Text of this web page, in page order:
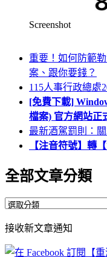
Screenshot
重要！如何防範
案、跟你要錢？
115人事行政總處
[免費下載]
檔案) 官方網站正
最新酒駕罰則：
【注音符號】轉
全部文章分類
全
文
章
接收新文章通知